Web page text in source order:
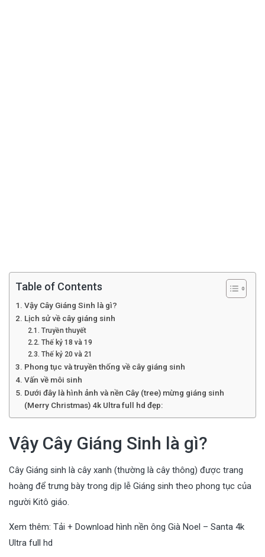
Table of Contents
Vậy Cây Giáng Sinh là gì?
Lịch sử về cây giáng sinh
Truyền thuyết
Thế kỷ 18 và 19
Thế kỷ 20 và 21
Phong tục và truyền thống về cây giáng sinh
Vấn về môi sinh
Dưới đây là hình ảnh và nền Cây (tree) mừng giáng sinh
(Merry Christmas) 4k Ultra full hd đẹp:
Vậy Cây Giáng Sinh là gì?
Cây Giáng sinh là cây xanh (thường là cây thông) được trang
hoàng để trưng bày trong dịp lễ Giáng sinh theo phong tục của
người Kitô giáo.
Xem thêm: Tải + Download hình nền ông Già Noel – Santa 4k
Ultra full hd